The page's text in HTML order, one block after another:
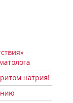
натрия!